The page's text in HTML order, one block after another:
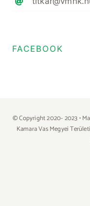
FACEBOOK
© Copyright 2020- 2023 •
Kamara Vas Megyei